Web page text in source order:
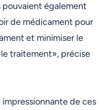
également
de médicament pour
et minimiser le
traitement», précise
de ces